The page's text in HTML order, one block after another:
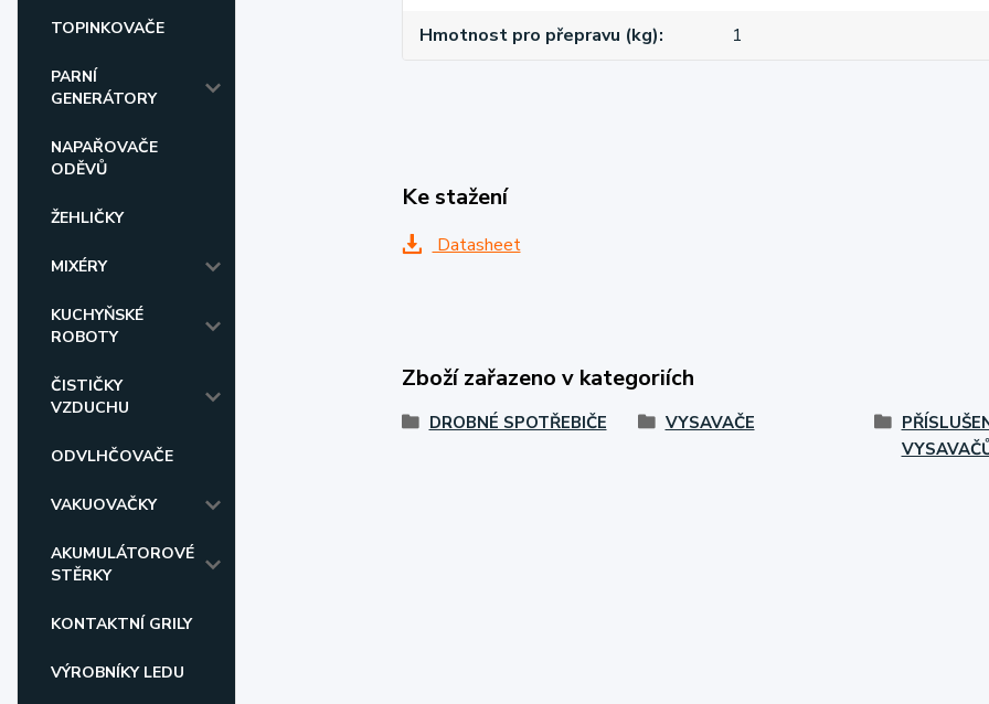
TOPINKOVAČE
PARNÍ
GENERÁTORY
NAPAŘOVAČE
ODĚVŮ
ŽEHLIČKY
MIXÉRY
KUCHYŇSKÉ
ROBOTY
ČISTIČKY
VZDUCHU
ODVLHČOVAČE
VAKUOVAČKY
AKUMULÁTOROVÉ
STĚRKY
KONTAKTNÍ GRILY
VÝROBNÍKY LEDU
Hmotnost pro přepravu (kg)
1
Ke stažení
Datasheet
Zboží zařazeno v kategoriích
DROBNÉ SPOTŘEBIČE VYSAVAČE